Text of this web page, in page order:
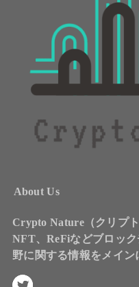
About Us
Crypto Nature（クリプ
NFT、ReFiなどブロッ
野に関する情報をメイン